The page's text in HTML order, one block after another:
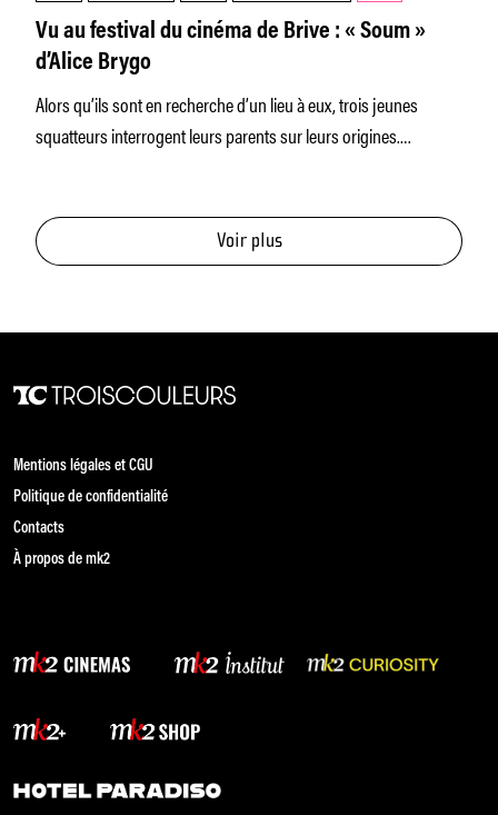
Vu au festival du cinéma de Brive : « Soum »
d’Alice Brygo
Alors qu’ils sont en recherche d’un lieu à eux, trois jeunes
squatteurs interrogent leurs parents sur leurs origines.
Voir plus
Mentions légales et CGU
Politique de confidentialité
Contacts
À propos de mk2